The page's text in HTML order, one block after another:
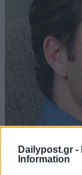
Dailypost.gr -
Information